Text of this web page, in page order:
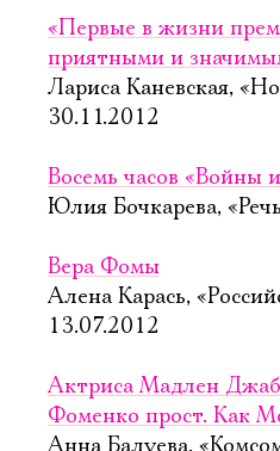
«Первые в жизни
приятными и
Лариса Каневская,
30.11.2012
Восемь часов «Войны
Юлия Бочкарева,
Вера Фомы
Алена Карась,
13.07.2012
Актриса Мадлен
Фоменко прост. Как